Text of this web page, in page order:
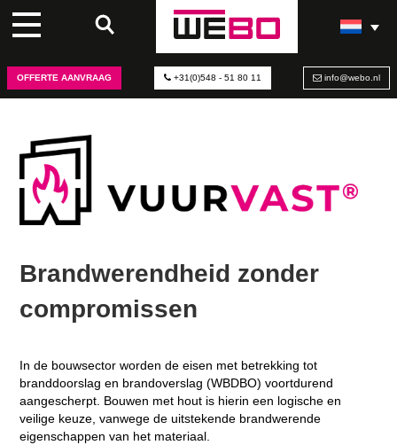
OFFERTE AANVRAAG +31(0)548 - 51 80 11 info@webo.nl
Brandwerendheid zonder
compromissen
In de bouwsector worden de eisen met betrekking tot
branddoorslag en brandoverslag (WBDBO) voortdurend
aangescherpt. Bouwen met hout is hierin een logische en
veilige keuze, vanwege de uitstekende brandwerende
eigenschappen van het materiaal.